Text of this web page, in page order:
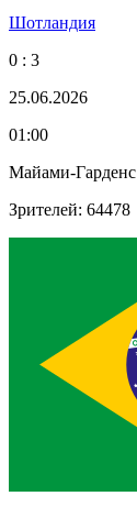
Шотландия
0 : 3
25.06.2026
01:00
Майами-Гарденс
Зрителей: 64478